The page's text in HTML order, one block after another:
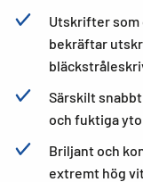
Utskrifter som
bekräftar
Särskilt
och fuktiga
Briljant och
extremt hög